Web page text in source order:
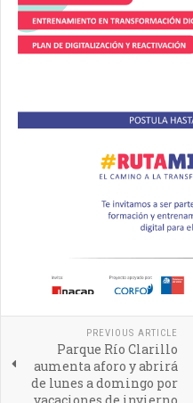
PREVIOUS ARTICLE
Parque Río Clarillo
aumenta aforo y abrirá
de lunes a domingo por